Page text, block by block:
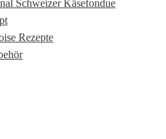
Schweizer Käsefondue
Rezepte